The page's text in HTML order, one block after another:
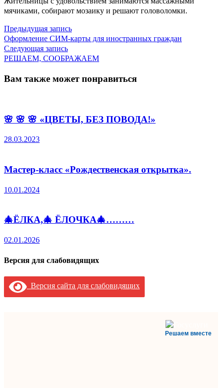
мячиками, собирают мозаику и решают головоломки.
Навигация
по
записям
Предыдущая записьПредыдущая
запись:
Оформление СИМ-карты для иностранных граждан
Следующая записьСледующая
запись:
РЕШАЕМ, СООБРАЖАЕМ
Вам также может понравиться
🌸 🌸 🌸 «ЦВЕТЫ, БЕЗ ПОВОДА!»
28.03.2023
Мастер-класс «Рождественская открытка».
10.01.2024
🎄ЁЛКА,🎄 ЁЛОЧКА🎄………
02.01.2026
Версия для слабовидящих
Версия сайта для слабовидящих
Решаем вместе